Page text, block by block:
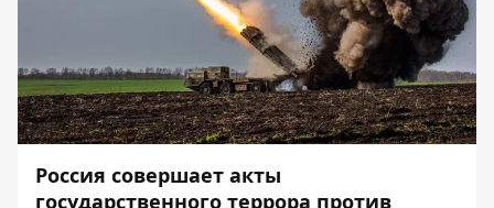
Россия совершает акты
государственного террора против